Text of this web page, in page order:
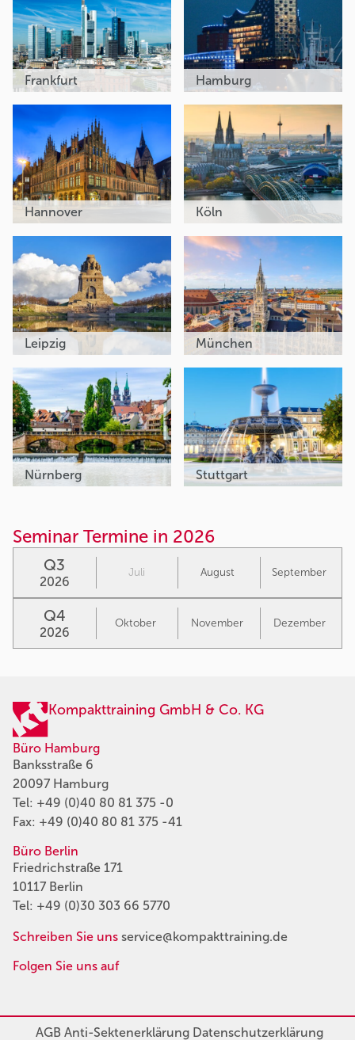
Frankfurt Hamburg
Hannover Köln
Leipzig München
Nürnberg Stuttgart
Seminar Termine in 2026
Q3
2026
Juli August September
Q4
2026
Oktober November Dezember
Kompakttraining GmbH & Co. KG
Büro Hamburg
Banksstraße 6
20097 Hamburg
Tel: +49 (0)40 80 81 375 -0
Fax: +49 (0)40 80 81 375 -41
Büro Berlin
Friedrichstraße 171
10117 Berlin
Tel: +49 (0)30 303 66 5770
Schreiben Sie uns service@kompakttraining.de
Folgen Sie uns auf
AGBAnti-SektenerklärungDatenschutzerklärung